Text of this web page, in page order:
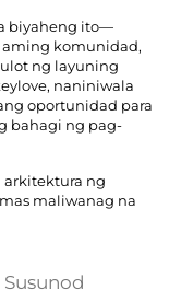
biyaheng ito—
aming komunidad,
ng layuning
naniniwala
oportunidad para
bahagi ng pag-
arkitektura ng
maliwanag na
Susunod